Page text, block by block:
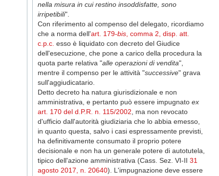
nella misura in cui restino insoddisfatte, sono
irripetibili".
Con riferimento al compenso del delegato, ricordiamo
che a norma dell'art. 179-bis , comma 2, disp. att.
c.p.c. esso è liquidato con decreto del Giudice
dell'esecuzione, che pone a carico della proce­dura la
quota parte relativa "alle operazioni di vendita",
mentre il compenso per le attività "successive" grava
sull'aggiudicatario.
Detto decreto ha natura giurisdizionale e non
amministrativa, e pertanto può essere impugnato ex
art. 170 del d.P.R. n. 115/2002 , ma non revocato
d'ufficio dall'autorità giudiziaria che lo abbia emesso,
in quanto questa, salvo i casi espressamente previsti,
ha definitivamente consumato il proprio potere
decisionale e non ha un generale potere di autotutela,
tipico dell'azione amministrativa (Cass. Sez. VI-II 31
agosto 2017, n. 20640). L'impugnazione deve essere